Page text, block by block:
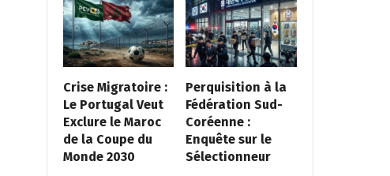
Crise Migratoire :
Le Portugal Veut
Exclure le Maroc
de la Coupe du
Monde 2030
Perquisition à la
Fédération Sud-
Coréenne :
Enquête sur le
Sélectionneur